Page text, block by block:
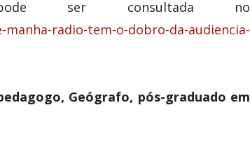
ser consultada no
radio-tem-o-dobro-da-audiencia-
Geógrafo, pós-graduado em